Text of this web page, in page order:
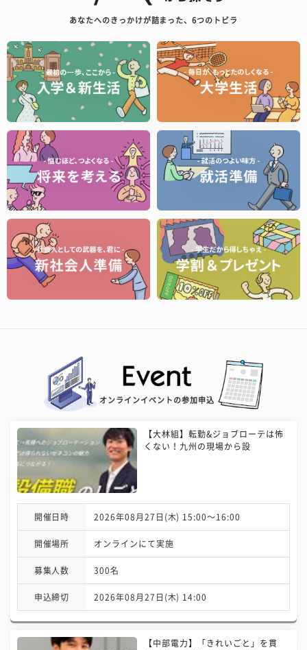
あなたへのきっかけが詰まった、6つのトビラ
オンラインイベントの参加申込
【大林組】転勤&ジョブローテは怖
くない！九州の現場から設
開催日時 2026年08月27日(木) 15:00〜16:00
開催場所 オンラインにて実施
募集人数 300名
申込締切 2026年08月27日(木) 14:00
【中部電力】「きれいごと」を貫